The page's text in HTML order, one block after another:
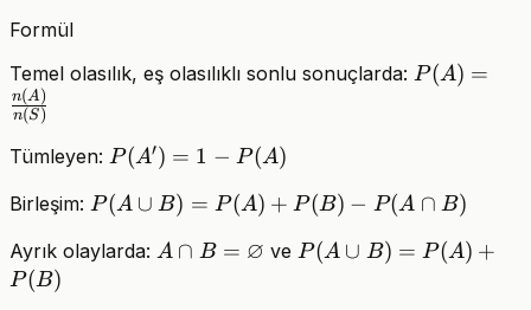
Formül
Temel olasılık, eş olasılıklı sonlu sonuçlarda: P(A) =
n(S)
n(A)
Tümleyen: P(A')=1-
P(A′) = 1 − P(A)
Birleşim: P(A\cup
P(A\cap B)
P(A ∪ B) = P(A) + P(B) − P(A ∩ B)
Ayrık olaylarda: A\cap
A ∩ B = ∅ ve P(A\cup
P (A ∪ B) = P (A) +
P(B)